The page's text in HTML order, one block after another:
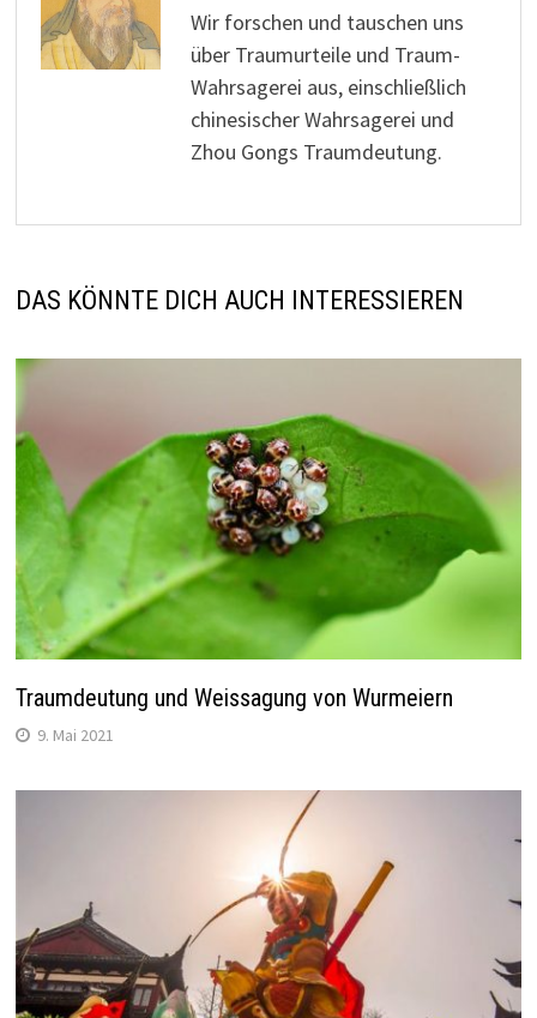
Wir forschen und tauschen uns
über Traumurteile und Traum-
Wahrsagerei aus, einschließlich
chinesischer Wahrsagerei und
Zhou Gongs Traumdeutung.
DAS KÖNNTE DICH AUCH INTERESSIEREN
Traumdeutung und Weissagung von Wurmeiern
9. Mai 2021